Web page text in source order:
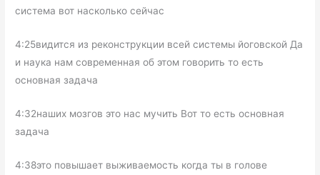
система вот насколько сейчас
4:25видится из реконструкции всей системы йоговской Да
и наука нам современная об этом говорить то есть
основная задача
4:32наших мозгов это нас мучить Вот то есть основная
задача
4:38это повышает выживаемость когда ты в голове